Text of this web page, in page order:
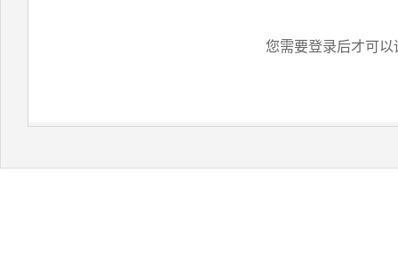
您需要登录后才可以